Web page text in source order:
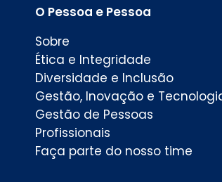
O Pessoa e Pessoa
Sobre
Ética e Integridade
Diversidade e Inclusão
Gestão, Inovação e
Gestão de Pessoas
Profissionais
Faça parte do nosso time